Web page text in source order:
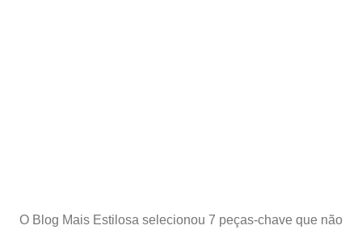
O Blog Mais Estilosa selecionou 7 peças-chave que não